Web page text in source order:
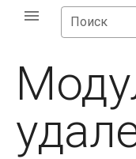
Поиск